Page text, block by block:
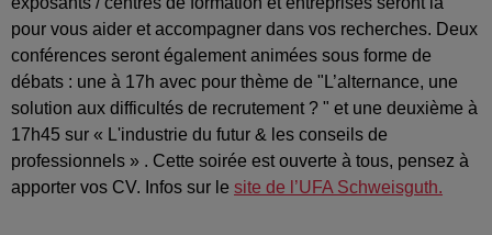
pour vous aider et accompagner dans vos recherches. Deux
conférences seront également animées sous forme de
débats : une à 17h avec pour thème de "L’alternance, une
solution aux difficultés de recrutement ? " et une deuxième à
17h45 sur « L'industrie du futur & les conseils de
professionnels » . Cette soirée est ouverte à tous, pensez à
apporter vos CV. Infos sur le site de l’UFA Schweisguth.